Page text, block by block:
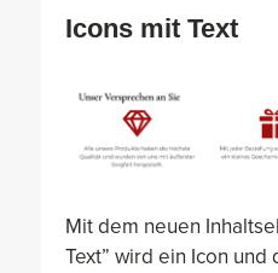
Icons mit Text
Mit dem neuen
Text” wird ein Icon und